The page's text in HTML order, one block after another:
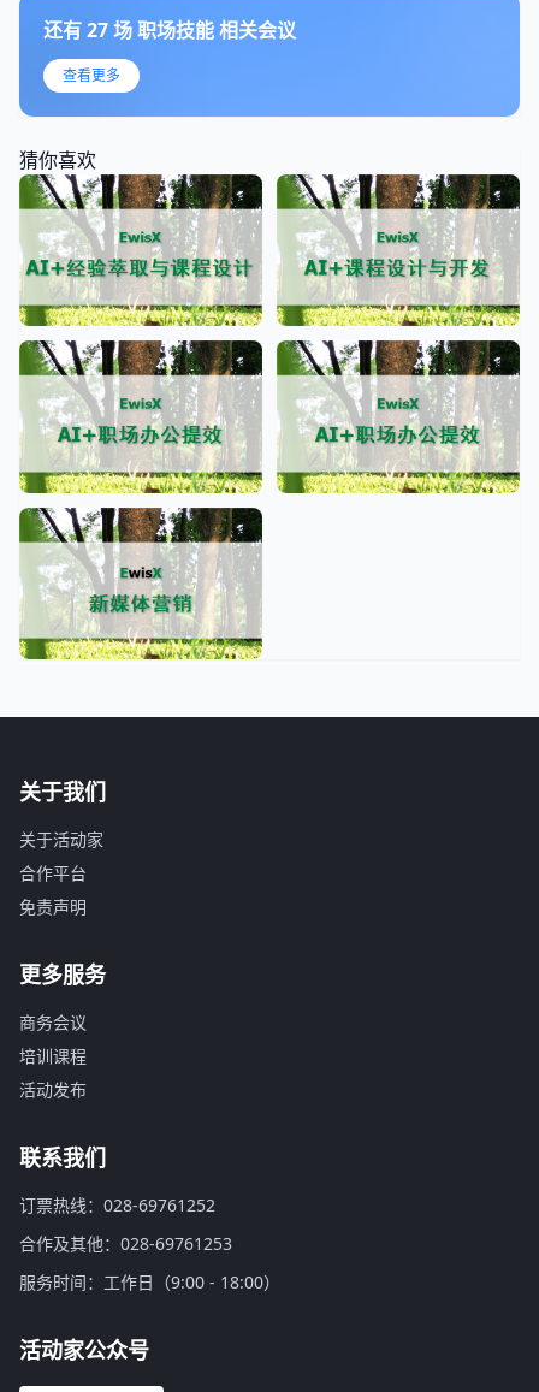
还有27场职场技能相关会议
查看更多
猜你喜欢
关于我们
关于活动家
合作平台
免责声明
更多服务
商务会议
培训课程
活动发布
联系我们
订票热线：028-69761252
合作及其他：028-69761253
服务时间：工作日（9:00 - 18:00）
活动家公众号